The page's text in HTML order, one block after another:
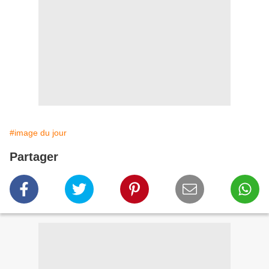
#image du jour
Partager